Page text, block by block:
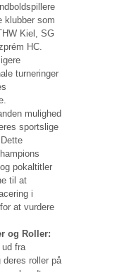
klubber som
Kiel, SG
HC.
turneringer
mulighed
sportslige
pokaltitler
til at
i
at vurdere
og Roller:
ud fra
roller på